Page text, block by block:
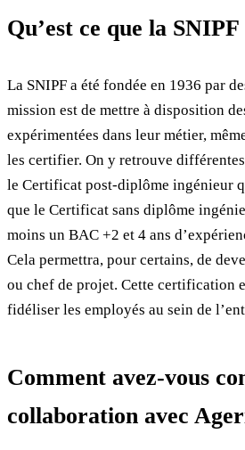
Qu’est ce que la SNIPF
La SNIPF a été fondée en 1936 par
mission est de mettre à disposition
expérimentées dans leur métier,
les certifier. On y retrouve
le Certificat post-diplôme ingénieur
que le Certificat sans diplôme
moins un BAC +2 et 4 ans
Cela permettra, pour certains, de
ou chef de projet. Cette certification
fidéliser les employés au sein de
Comment avez-vous
collaboration avec